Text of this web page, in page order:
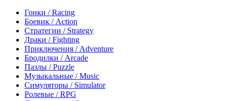
Гонки / Racing
Боевик / Action
Стратегии / Strategy
Драки / Fighting
Приключения / Adventure
Бродилки / Arcade
Пазлы / Puzzle
Музыкальные / Music
Симуляторы / Simulator
Ролевые / RPG